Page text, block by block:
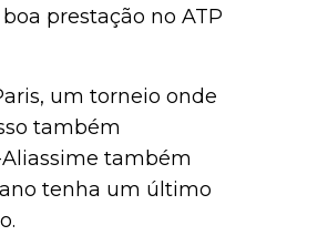
prestação no ATP
um torneio onde
também
também
tenha um último